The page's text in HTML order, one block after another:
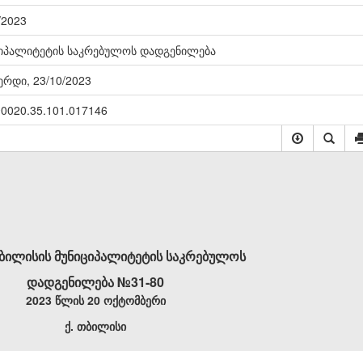
საკრებულოს დადგენილება
23/10/2023
მუნიციპალიტეტის საკრებულოს
დადგენილება №31-80
2023 წლის 20 ოქტომბერი
ქ. თბილისი